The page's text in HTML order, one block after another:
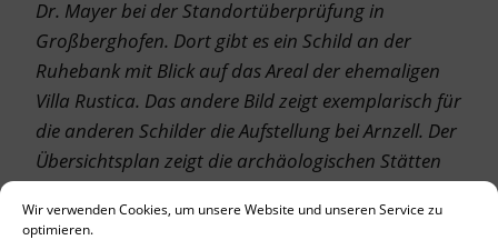
Wir verwenden Cookies, um unsere Website und unseren Service zu
optimieren.
Dr. Mayer bei der Standortüberprüfung in
Großberghofen. Dort gibt es ein Schild an der
Ruhebank mit Blick auf das Areal der ehemaligen
Villa Rustica. Das andere Bild zeigt exemplarisch für
die anderen Schilder die Aufstellung bei Arnzell. Der
Übersichtsplan zeigt die archäologischen Stätten